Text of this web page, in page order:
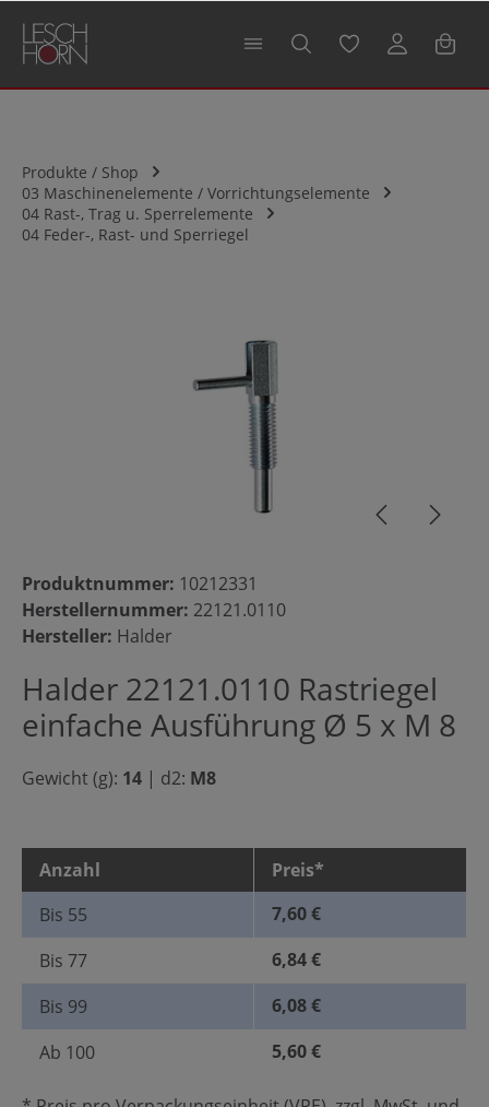
springen
Produkte / Shop
03 Maschinenelemente / Vorrichtungselemente
04 Rast-, Trag u. Sperrelemente
04 Feder-, Rast- und Sperriegel
Produktnummer: 10212331
Herstellernummer: 22121.0110
Hersteller: Halder
Halder 22121.0110 Rastriegel
einfache Ausführung Ø 5 x M 8
Gewicht (g): 14 | d2: M8
Anzahl
Preis*
Bis 55
7,60 €
Bis 77
6,84 €
Bis 99
6,08 €
Ab 100 5,60 €